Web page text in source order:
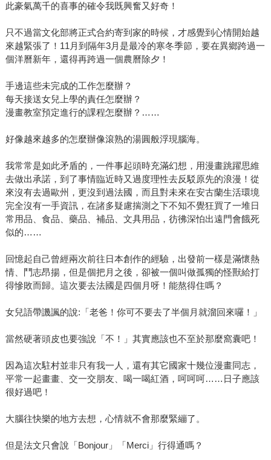
此豪氣萬千的喜事的確令我既興奮又好奇！
只不過當文化部將正式合約寄到家的時候，才感覺到心情開始越
來越緊張了！11月到隔年3月是最冷的寒冬季節，要在異鄉跨過一
個洋曆新年，還得再跨過一個農曆除夕！
手邊這些未完成的工作怎麼辦？
每天接送女兒上學的責任怎麼辦？
漫畫教室預定進行的課程怎麼辦？……
好像越來越多的怎麼辦像滾熟的湯圓般浮現腦海。
我常常是如此矛盾的，一件事起頭時充滿幻想，用漫畫跳躍思維
去做出承諾，到了事情臨近時又過度理性去反駁原先的浪漫！從
來沒有去過歐州，更沒到過法國，而且對未來在安古蘭生活環境
完全沒有一手資訊，在諸多疑慮揣測之下不知不覺狂買了一堆日
常用品、食品、藥品、補品、文具用品，彷彿深怕出遠門會餓死
似的……
回憶起自己曾經兩次前往日本創作的經驗，出發前一樣是滿懷熱
情、鬥志昂揚，但是個把月之後，卻被一個叫做孤獨的怪獸給打
得慘敗而歸。這次要去法國是四個月呀！能熬得住嗎？
女兒語帶譏諷的說:「老爸！你可不要去了半個月就溜回來囉！」
當然硬著頭皮也要強說「不！」其實應該也不至於那麼窩囊吧！
因為這次駐村並非只有我一人，還有其它國家十幾位漫畫同志，
平常一起畫畫、交一交朋友、喝一喝紅酒，呵呵呵……日子應該
很好過吧！
大腦往快樂的地方去想，心情就不會那麼緊繃了。
但是法文只會說「Bonjour」「Merci」行得通嗎？